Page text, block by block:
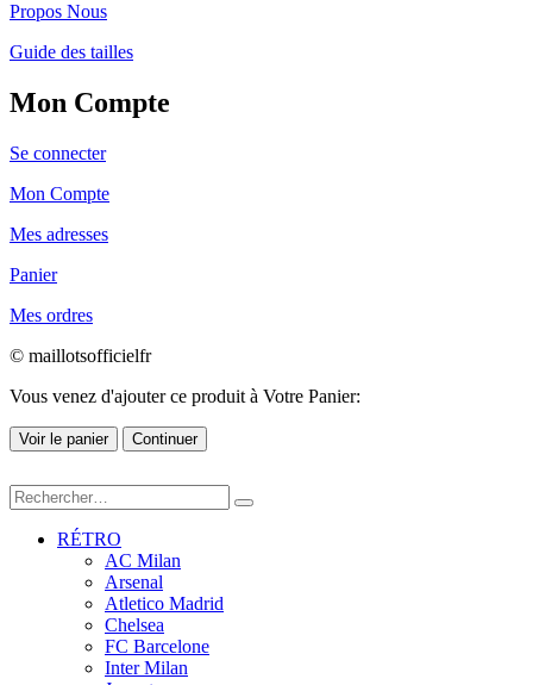
Propos Nous
Guide des tailles
Mon Compte
Se connecter
Mon Compte
Mes adresses
Panier
Mes ordres
© maillotsofficielfr
Vous venez d'ajouter ce produit à Votre Panier:
Voir le panier Continuer
RÉTRO
AC Milan
Arsenal
Atletico Madrid
Chelsea
FC Barcelone
Inter Milan